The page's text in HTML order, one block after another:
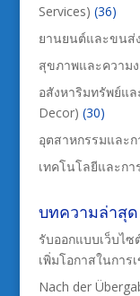
Services) (36)
ยานยนต์และขนส่
สุขภาพและความ
อสังหาริมทรัพย์แล
Decor) (30)
อุตสาหกรรมและ
เทคโนโลยีและกา
บทความล่าสุด
รับออกแบบเว็บไซ
เพิ่มโอกาสในการ
Nach der